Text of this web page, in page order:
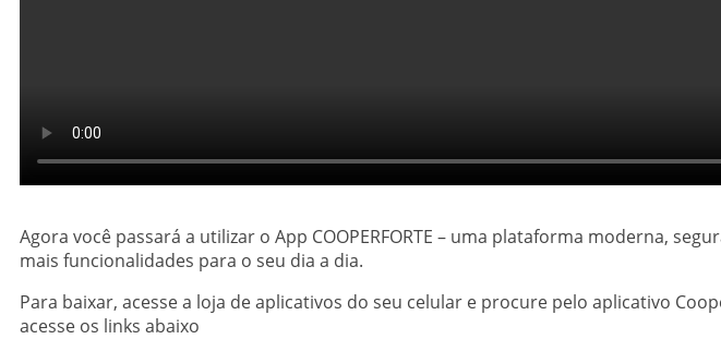
Agora você passará a utilizar o App COOPERFORTE – uma plataforma moderna,
mais funcionalidades para o seu dia a dia.
Para baixar, acesse a loja de aplicativos do seu celular e procure pelo aplicativo
acesse os links abaixo